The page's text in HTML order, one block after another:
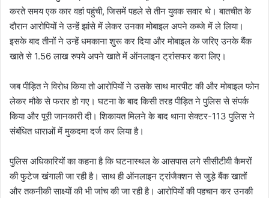
करते समय एक कार वहां पहुंची, जिसमें पहले से तीन युवक सवार थे। बातचीत के
दौरान आरोपियों ने उन्हें झांसे में लेकर उनका मोबाइल अपने कब्जे में ले लिया।
इसके बाद तीनों ने उन्हें धमकाना शुरू कर दिया और मोबाइल के जरिए उनके बैंक
खाते से 1.56 लाख रुपये अपने खाते में ऑनलाइन ट्रांसफर करा लिए।
जब पीड़ित ने विरोध किया तो आरोपियों ने उसके साथ मारपीट की और मोबाइल फोन
लेकर मौके से फरार हो गए। घटना के बाद किसी तरह पीड़ित ने पुलिस से संपर्क
किया और पूरी जानकारी दी। शिकायत मिलने के बाद थाना सेक्टर-113 पुलिस ने
संबंधित धाराओं में मुकदमा दर्ज कर लिया है।
पुलिस अधिकारियों का कहना है कि घटनास्थल के आसपास लगे सीसीटीवी कैमरों
की फुटेज खंगाली जा रही है। साथ ही ऑनलाइन ट्रांजैक्शन से जुड़े बैंक खातों
और तकनीकी साक्ष्यों की भी जांच की जा रही है। आरोपियों की पहचान कर उनकी